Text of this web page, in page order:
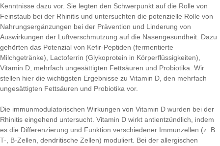
Kenntnisse dazu vor. Sie legten den Schwerpunkt auf die Rolle von
Feinstaub bei der Rhinitis und untersuchten die potenzielle Rolle von
Nahrungsergänzungen bei der Prävention und Linderung von
Auswirkungen der Luftverschmutzung auf die Nasengesundheit. Dazu
gehörten das Potenzial von Kefir-Peptiden (fermentierte
Milchgetränke), Lactoferrin (Glykoprotein in Körperflüssigkeiten),
Vitamin D, mehrfach ungesättigten Fettsäuren und Probiotika. Wir
stellen hier die wichtigsten Ergebnisse zu Vitamin D, den mehrfach
ungesättigten Fettsäuren und Probiotika vor.
Die immunmodulatorischen Wirkungen von Vitamin D wurden bei der
Rhinitis eingehend untersucht. Vitamin D wirkt antientzündlich, indem
es die Differenzierung und Funktion verschiedener Immunzellen (z. B.
T-, B-Zellen, dendritische Zellen) moduliert. Bei der allergischen